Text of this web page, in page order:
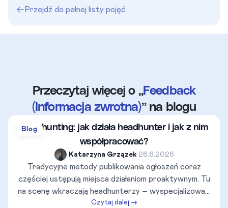
Przejdź do pełnej listy pojęć
Przeczytaj więcej o „Feedback
(Informacja zwrotna)” na blogu
Blog
Headhunting: jak działa headhunter i jak z nim
współpracować?
Katarzyna Grzązek•26.6.2026
Tradycyjne metody publikowania ogłoszeń coraz
częściej ustępują miejsca działaniom proaktywnym. Tu
na scenę wkraczają headhunterzy – wyspecjalizowani
łowcy talentów, którzy potrafią dotrzeć do tzw.
Czytaj dalej →